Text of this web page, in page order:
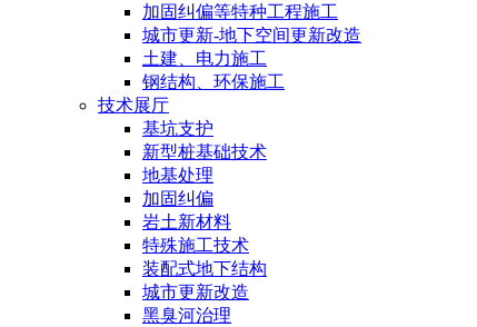
加固纠偏等特种工程施工
城市更新-地下空间更新改造
土建、电力施工
钢结构、环保施工
技术展厅
基坑支护
新型桩基础技术
地基处理
加固纠偏
岩土新材料
特殊施工技术
装配式地下结构
城市更新改造
黑臭河治理